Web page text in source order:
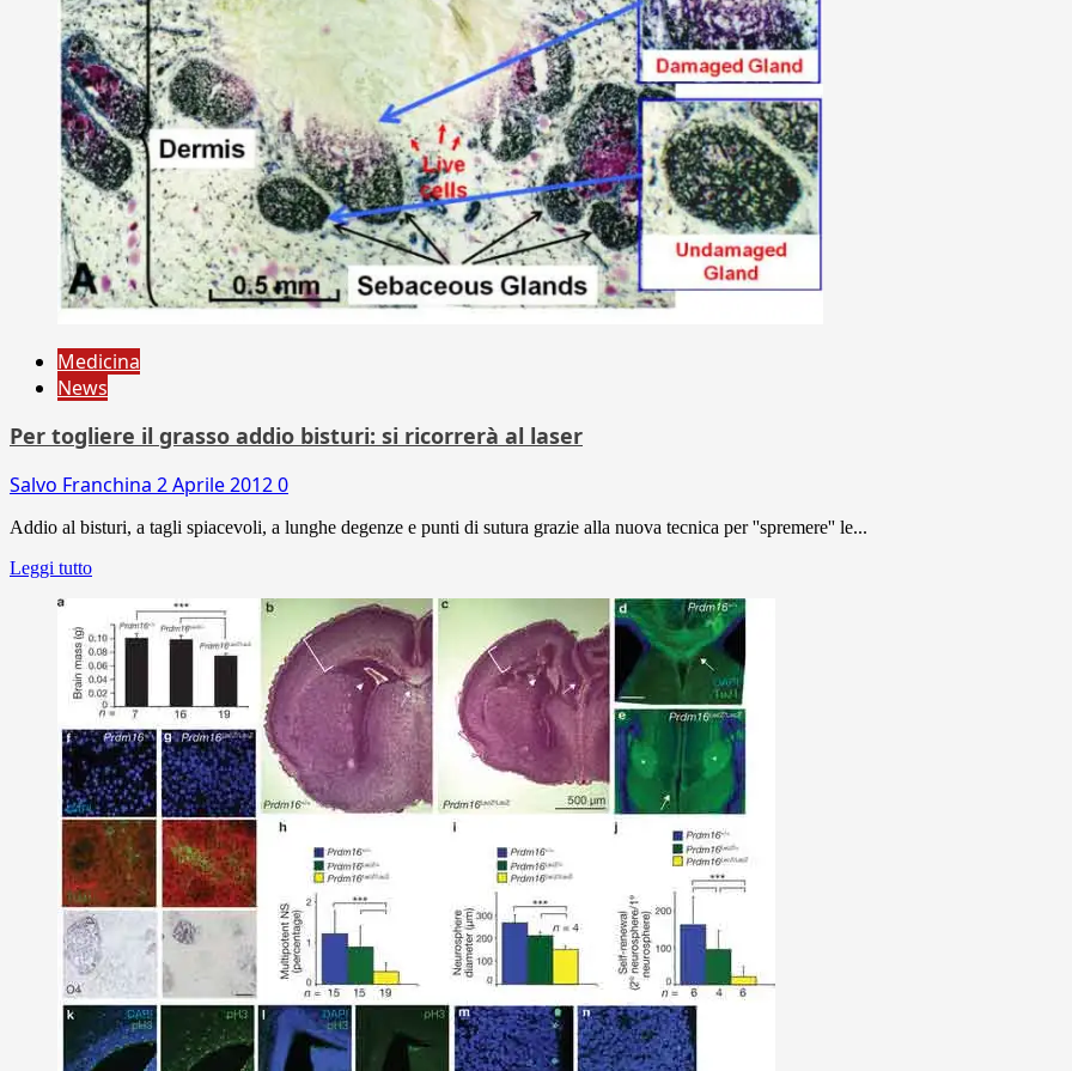
Medicina
News
Per togliere il grasso addio bisturi: si ricorrerà al laser
Salvo Franchina 2 Aprile 20120
Addio al bisturi, a tagli spiacevoli, a lunghe degenze e punti di sutura grazie alla nuova tecnica per ''spremere'' le...
Leggi tutto